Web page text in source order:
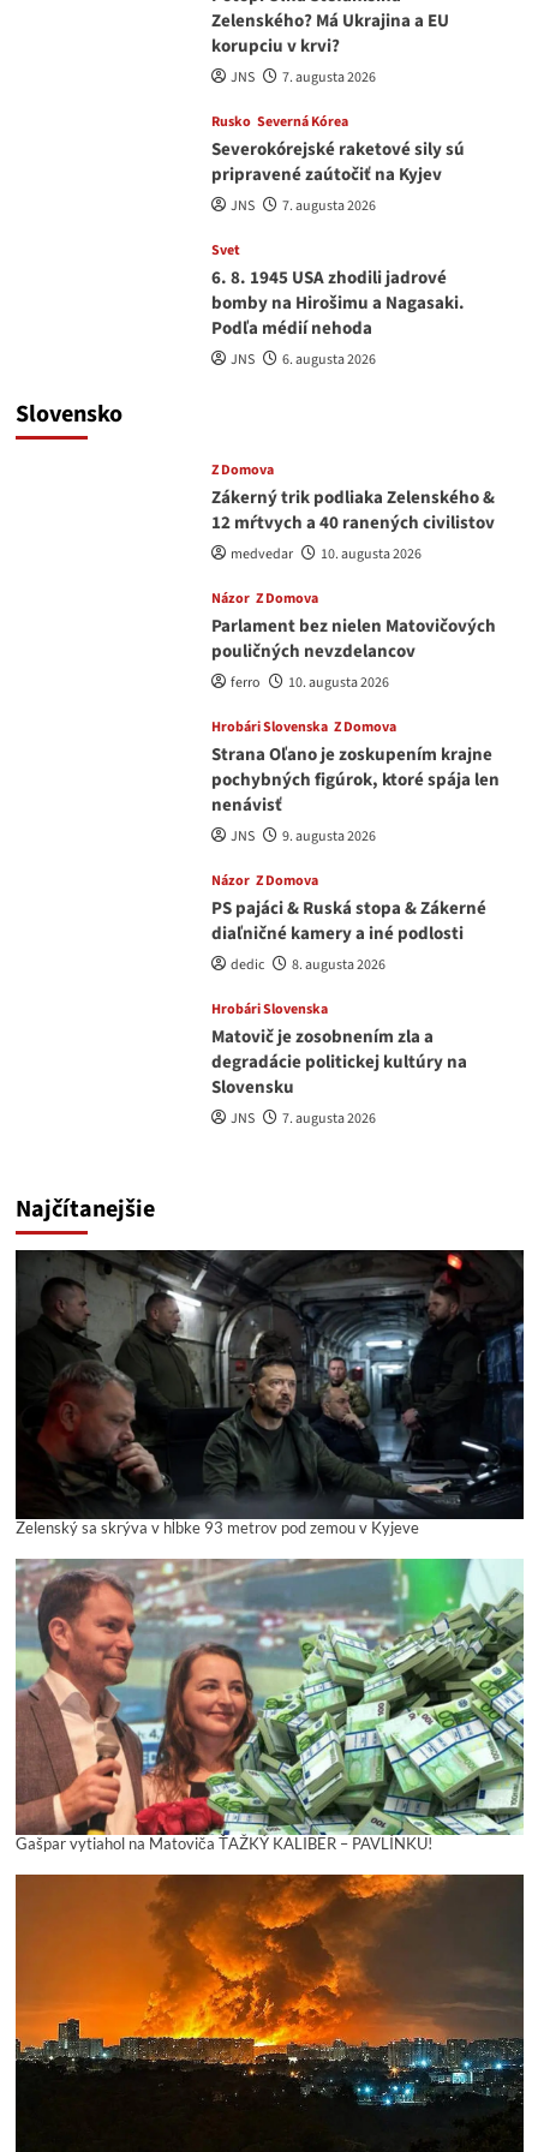
Zelenského? Má Ukrajina a EU
korupciu v krvi?
JNS 7. augusta 2026
Rusko Severná Kórea
Severokórejské raketové sily sú
pripravené zaútočiť na Kyjev
JNS 7. augusta 2026
Svet
6. 8. 1945 USA zhodili jadrové
bomby na Hirošimu a Nagasaki.
Podľa médií nehoda
JNS 6. augusta 2026
Slovensko
Z Domova
Zákerný trik podliaka Zelenského &
12 mŕtvych a 40 ranených civilistov
medvedar 10. augusta 2026
Názor Z Domova
Parlament bez nielen Matovičových
pouličných nevzdelancov
ferro 10. augusta 2026
Hrobári Slovenska Z Domova
Strana Oľano je zoskupením krajne
pochybných figúrok, ktoré spája len
nenávisť
JNS 9. augusta 2026
Názor Z Domova
PS pajáci & Ruská stopa & Zákerné
diaľničné kamery a iné podlosti
dedic 8. augusta 2026
Hrobári Slovenska
Matovič je zosobnením zla a
degradácie politickej kultúry na
Slovensku
JNS 7. augusta 2026
Najčítanejšie
Zelenský sa skrýva v hĺbke 93 metrov pod zemou v Kyjeve
Gašpar vytiahol na Matoviča ŤAŽKÝ KALIBER – PAVLÍNKU!